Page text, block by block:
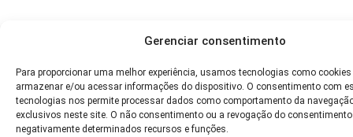
Gerenciar consentimento
Para proporcionar uma melhor experiência, usamos tecnologias como cookies
armazenar e/ou acessar informações do dispositivo. O consentimento com
tecnologias nos permite processar dados como comportamento da
exclusivos neste site. O não consentimento ou a revogação do
negativamente determinados recursos e funções.